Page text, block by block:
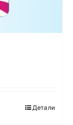
Детали